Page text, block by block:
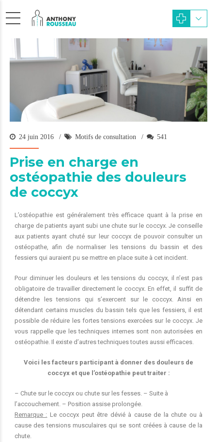
24 juin 2016 Motifs de consultation 541
Prise en charge en
ostéopathie des douleurs
de coccyx
L’ostéopathie est généralement très efficace quant à la prise en
charge de patients ayant subi une chute sur le coccyx. Je conseille
aux patients ayant chuté sur leur coccyx de pouvoir consulter un
ostéopathe, afin de normaliser les tensions du bassin et des
fessiers qui auraient pu se mettre en place suite à cet incident.
Pour diminuer les douleurs et les tensions du coccyx, il n’est pas
obligatoire de travailler directement le coccyx. En effet, il suffit de
détendre les tensions qui s’exercent sur le coccyx. Ainsi en
détendant certains muscles du bassin tels que les fessiers, il est
possible de réduire les fortes tensions exercées sur le coccyx. Je
vous rappelle que les techniques internes sont non autorisées en
ostéopathie. Il existe d’autres techniques toutes aussi efficaces.
Voici les facteurs participant à donner des douleurs de
coccyx et que l’ostéopathie peut traiter :
– Chute sur le coccyx ou chute sur les fesses. – Suite à
l’accouchement. – Position assise prolongée.
Remarque : Le coccyx peut être dévié à cause de la chute ou à
cause des tensions musculaires qui se sont créées à cause de la
chute.